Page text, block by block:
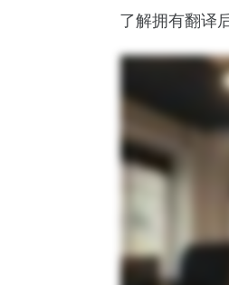
了解拥有翻译